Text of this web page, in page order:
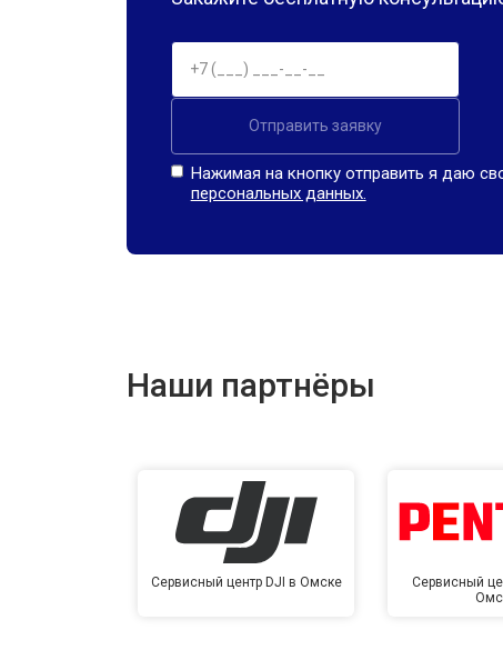
Отправить заявку
Нажимая на кнопку отправить я даю
персональных данных.
Наши партнёры
Сервисный центр DJI в Омске
Сервисный